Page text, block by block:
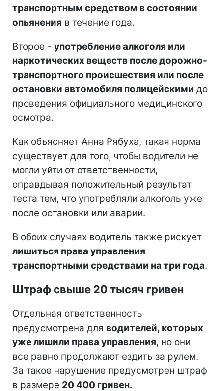
транспортным средством в состоянии
опьянения в течение года.
Второе - употребление алкоголя или
наркотических веществ после дорожно-
транспортного происшествия или после
остановки автомобиля полицейскими до
проведения официального медицинского
осмотра.
Как объясняет Анна Рябуха, такая норма
существует для того, чтобы водители не
могли уйти от ответственности,
оправдывая положительный результат
теста тем, что употребляли алкоголь уже
после остановки или аварии.
В обоих случаях водитель также рискует
лишиться права управления
транспортными средствами на три года.
Штраф свыше 20 тысяч гривен
Отдельная ответственность
предусмотрена для водителей, которых
уже лишили права управления, но они
все равно продолжают ездить за рулем.
За такое нарушение предусмотрен штраф
в размере 20 400 гривен.